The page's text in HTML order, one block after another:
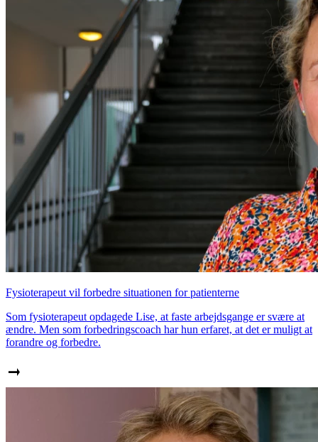
Fysioterapeut vil forbedre situationen for patienterne
Som fysioterapeut opdagede Lise, at faste arbejdsgange er svære at
ændre. Men som forbedringscoach har hun erfaret, at det er muligt at
forandre og forbedre.